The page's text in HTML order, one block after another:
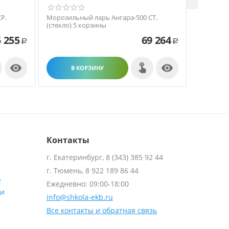
255 Р

Морозильный ларь Ангара-500 СТ.
(стекло) 5 корзины
69 264 Р
В КОРЗИНУ 
Контакты
г. Екатеринбург, 8 (343) 385 92 44
г. Тюмень, 8 922 189 86 44
Ежедневно: 09:00-18:00
info@shkola-ekb.ru
Все контакты и обратная связь